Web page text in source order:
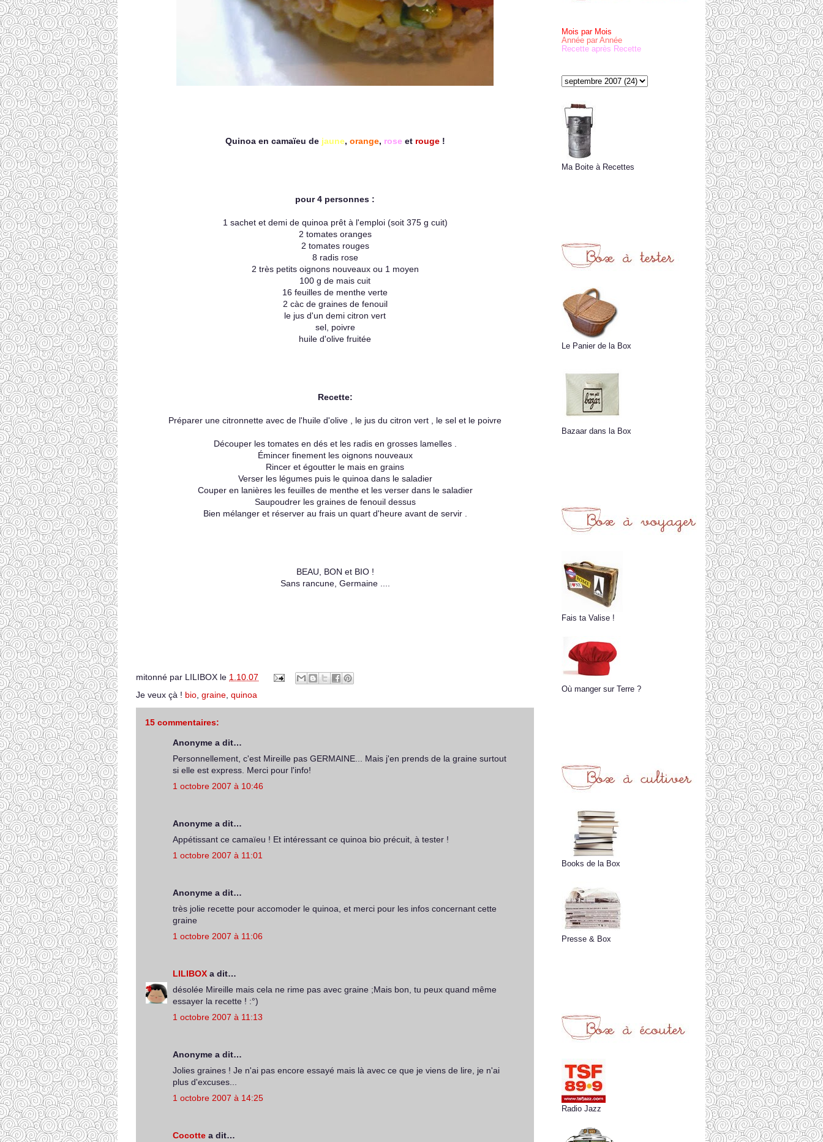
Quinoa en camaïeu de jaune, orange, roseet rouge !
pour 4 personnes :
1 sachet et demi de quinoa prêt à l'emploi (soit 375 g cuit)
2 tomates oranges
2 tomates rouges
8 radis rose
2 très petits oignons nouveaux ou 1 moyen
100 g de mais cuit
16 feuilles de menthe verte
2 càc de graines de fenouil
le jus d'un demi citron vert
sel, poivre
huile d'olive fruitée
Recette:
Préparer une citronnette avec de l'huile d'olive , le jus du citron vert , le sel et le poivre
Découper les tomates en dés et les radis en grosses lamelles .
Émincer finement les oignons nouveaux
Rincer et égoutter le mais en grains
Verser les légumes puis le quinoa dans le saladier
Couper en lanières les feuilles de menthe et les verser dans le saladier
Saupoudrer les graines de fenouil dessus
Bien mélanger et réserver au frais un quart d'heure avant de servir .
BEAU, BON et BIO !
Sans rancune, Germaine ....
mitonné par LILIBOX le 1.10.07
Je veux çà ! bio graine quinoa
15 commentaires:
Anonyme a dit…
Personnellement, c'est Mireille pas GERMAINE... Mais j'en prends de la graine surtout
si elle est express. Merci pour l'info!
1 octobre 2007 à 10:46
Anonyme a dit…
Appétissant ce camaïeu ! Et intéressant ce quinoa bio précuit, à tester !
1 octobre 2007 à 11:01
Anonyme a dit…
très jolie recette pour accomoder le quinoa, et merci pour les infos concernant cette
graine
1 octobre 2007 à 11:06
LILIBOX a dit…
désolée Mireille mais cela ne rime pas avec graine ;Mais bon, tu peux quand même
essayer la recette ! :°)
1 octobre 2007 à 11:13
Anonyme a dit…
Jolies graines ! Je n'ai pas encore essayé mais là avec ce que je viens de lire, je n'ai
plus d'excuses...
1 octobre 2007 à 14:25
Cocotte a dit…
Mois par Mois
Année par Année
Recette après Recette
Ma Boite à Recettes
Le Panier de la Box
Bazaar dans la Box
Fais ta Valise !
Où manger sur Terre ?
Books de la Box
Presse & Box
Radio Jazz